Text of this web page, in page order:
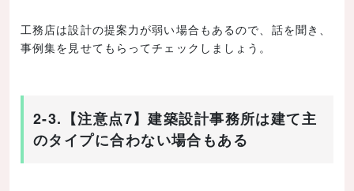
工務店は設計の提案力が弱い場合もあるので、話を聞き、
事例集を見せてもらってチェックしましょう。
2-3.【注意点7】建築設計事務所は建て主
のタイプに合わない場合もある